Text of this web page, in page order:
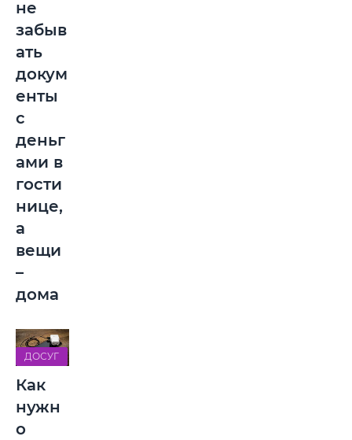
не
забыв
ать
докум
енты
с
деньг
ами в
гости
нице,
а
вещи
–
дома
ДОСУГ
Как
нужн
о